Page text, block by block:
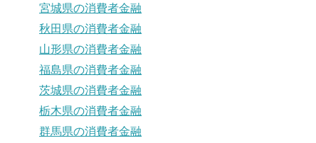
宮城県の消費者金融
秋田県の消費者金融
山形県の消費者金融
福島県の消費者金融
茨城県の消費者金融
栃木県の消費者金融
群馬県の消費者金融